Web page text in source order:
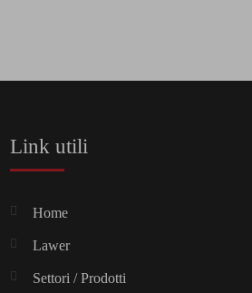
Link utili
Home
Lawer
Settori / Prodotti